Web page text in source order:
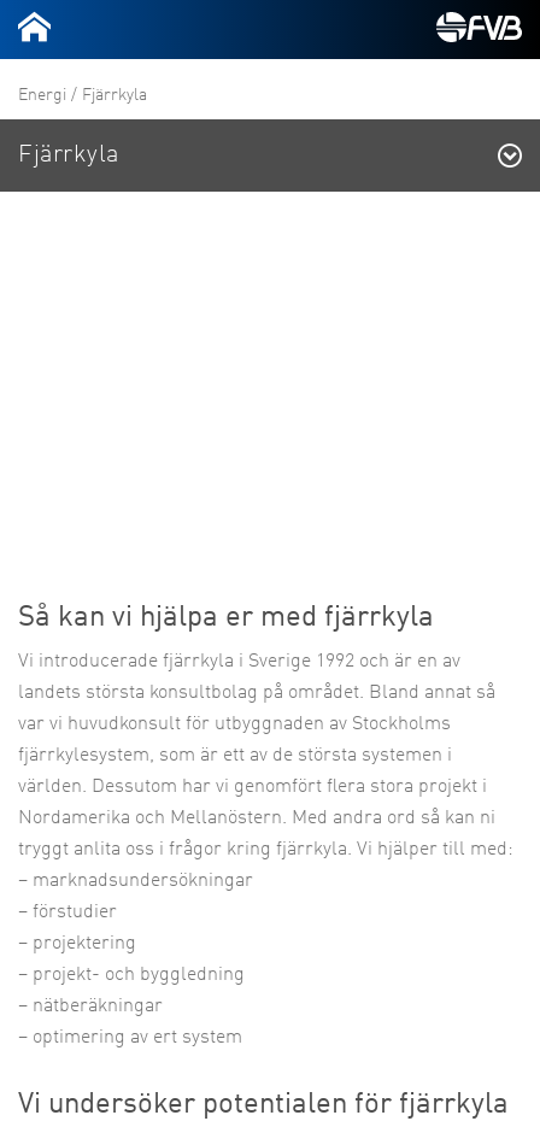
Energi / Fjärrkyla
Fjärrkyla
Så kan vi hjälpa er med fjärrkyla
Vi introducerade fjärrkyla i Sverige 1992 och är en av
landets största konsultbolag på området. Bland annat så
var vi huvudkonsult för utbyggnaden av Stockholms
fjärrkylesystem, som är ett av de största systemen i
världen. Dessutom har vi genomfört flera stora projekt i
Nordamerika och Mellanöstern. Med andra ord så kan ni
tryggt anlita oss i frågor kring fjärrkyla. Vi hjälper till med:
– marknadsundersökningar
– förstudier
– projektering
– projekt- och byggledning
– nätberäkningar
– optimering av ert system
Vi undersöker potentialen för fjärrkyla